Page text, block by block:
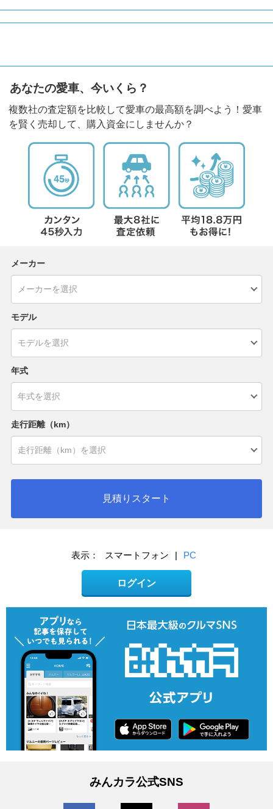
あなたの愛車、今いくら？
複数社の査定額を比較して愛車の最高額を調べよう！愛車
を賢く売却して、購入資金にしませんか？
メーカー
モデル
年式
走行距離（km）
見積りスタート
表示： スマートフォン | PC
ログイン
みんカラ公式SNS